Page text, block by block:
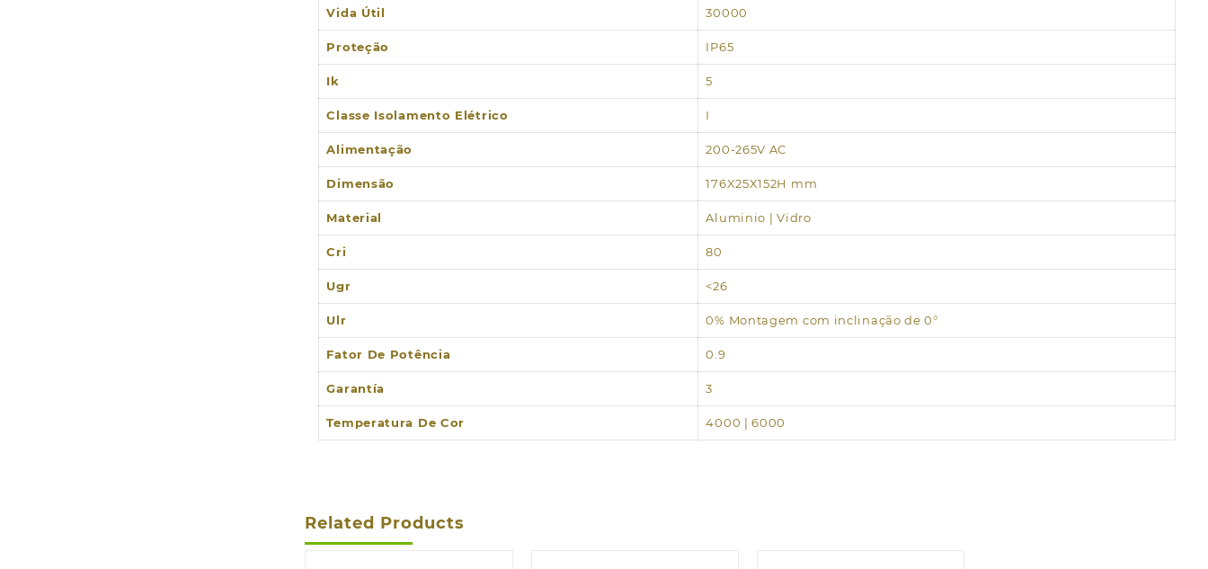
Vida Útil 30000
Proteção IP65
Ik 5
Classe Isolamento Elétrico I
Alimentação 200-265V AC
Dimensão 176X25X152H mm
Material Aluminio | Vidro
Cri 80
Ugr <26
Ulr 0% Montagem com inclinação de 0°
Fator De Potência 0.9
Garantía 3
Temperatura De Cor 4000 | 6000
Related Products